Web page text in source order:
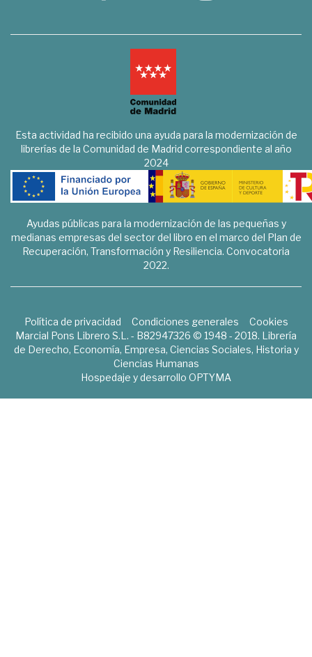
Esta actividad ha recibido una ayuda para la modernización de
librerías de la Comunidad de Madrid correspondiente al año
2024
Ayudas públicas para la modernización de las pequeñas y
medianas empresas del sector del libro en el marco del Plan de
Recuperación, Transformación y Resiliencia. Convocatoria
2022.
Política de privacidad Condiciones generales
Cookies
Marcial Pons Librero S.L. - B82947326 © 1948 - 2018. Librería
de Derecho, Economía, Empresa, Ciencias Sociales, Historia y
Ciencias Humanas
Hospedaje y desarrollo OPTYMA